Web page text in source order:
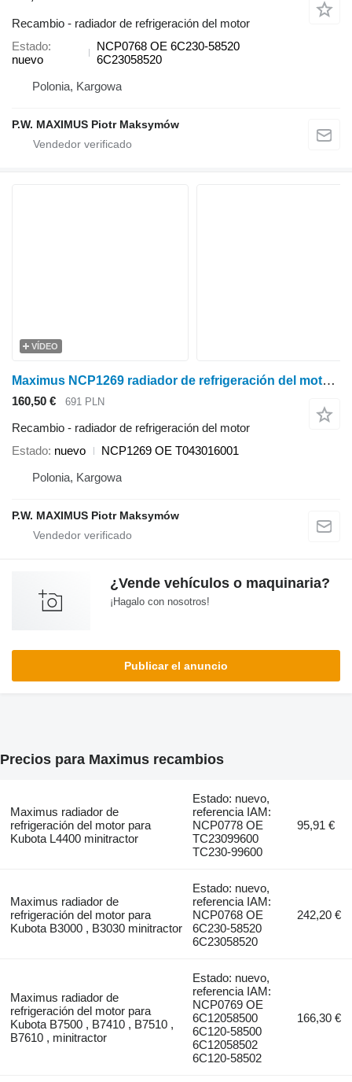
Recambio - radiador de refrigeración del motor
Estado
nuevo
NCP0768 OE 6C230-58520
6C23058520
Polonia, Kargowa
P.W. MAXIMUS Piotr Maksymów
VÍDEO
Maximus NCP1269 radiador de refrigeración del motor para Kubota MINITRAKTOR minitractor
160,50 € 691 PLN
Recambio - radiador de refrigeración del motor
Estado nuevo
NCP1269 OE T043016001
Polonia, Kargowa
P.W. MAXIMUS Piotr Maksymów
¿Vende vehículos o maquinaria?
¡Hagalo con nosotros!
Publicar el anuncio
Precios para Maximus recambios
Maximus radiador de
refrigeración del motor para
Kubota L4400 minitractor
Estado: nuevo,
referencia IAM:
NCP0778 OE
TC23099600
TC230-99600
95,91 €
Maximus radiador de
refrigeración del motor para
Kubota B3000 , B3030 minitractor
Estado: nuevo,
referencia IAM:
NCP0768 OE
6C230-58520
6C23058520
242,20 €
Maximus radiador de
refrigeración del motor para
Kubota B7500 , B7410 , B7510 ,
B7610 , minitractor
Estado: nuevo,
referencia IAM:
NCP0769 OE
6C12058500
6C120-58500
6C12058502
6C120-58502
166,30 €